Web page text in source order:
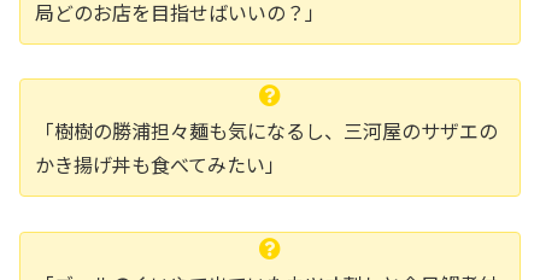
局どのお店を目指せばいいの？」
「樹樹の勝浦担々麺も気になるし、三河屋のサザエの
かき揚げ丼も食べてみたい」